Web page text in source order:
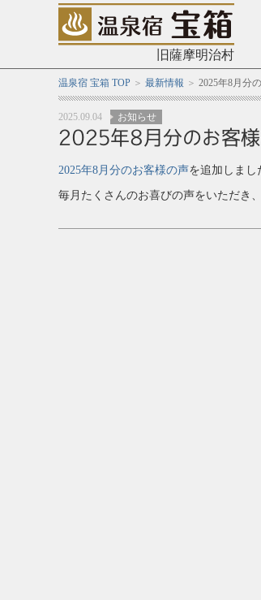
旧薩摩明治村
温泉宿 宝箱 TOP 最新情報 2025年8月分
2025.09.04 お知らせ
2025年8月分のお客様
2025年8月分のお客様の声を追加しまし
毎月たくさんのお喜びの声をいただき